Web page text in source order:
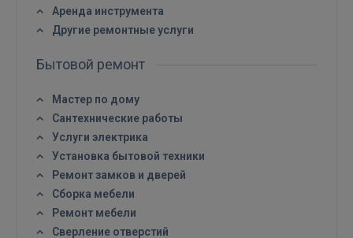
Аренда инструмента
Другие ремонтные услуги
Бытовой ремонт
Мастер по дому
Сантехнические работы
Услуги электрика
Установка бытовой техники
Ремонт замков и дверей
Сборка мебели
Ремонт мебели
Сверление отверстий